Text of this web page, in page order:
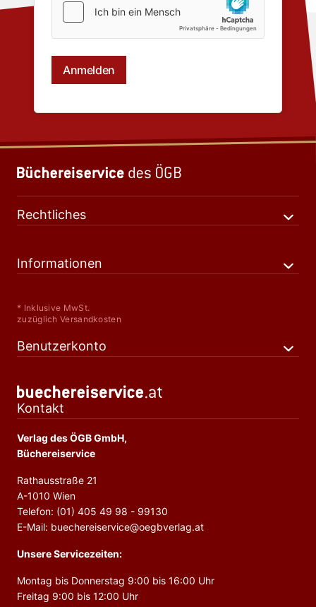
Rechtliches
Informationen
* Inklusive MwSt.
zuzüglich Versandkosten
Benutzerkonto
Kontakt
Verlag des ÖGB GmbH,
Büchereiservice
Rathausstraße 21
A-1010 Wien
Telefon: (01) 405 49 98 - 99130
E-Mail: buechereiservice@oegbverlag.at
Unsere Servicezeiten:
Montag bis Donnerstag 9:00 bis 16:00 Uhr
Freitag 9:00 bis 12:00 Uhr